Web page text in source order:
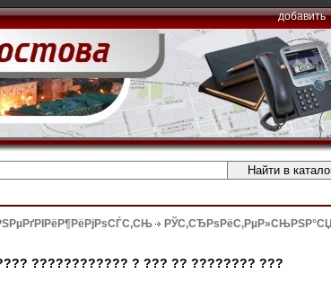
добавить
РЎС‚СЂРѕРёС‚РµР»СЊРЅР°СЏ
???????????? ? ??? ?? ???????? ???